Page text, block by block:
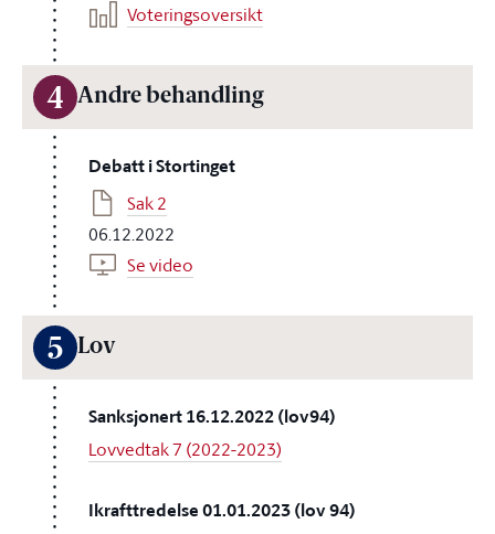
Voteringsoversikt
4 Andre behandling
Debatt i Stortinget
Sak 2
06.12.2022
Se video
5 Lov
Sanksjonert 16.12.2022 (lov94)
Lovvedtak 7 (2022-2023)
Ikrafttredelse 01.01.2023 (lov 94)